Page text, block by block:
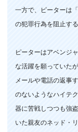
一方で、ピーターは
の犯罪行為を阻止す
ピーターはアベンジ
な活躍を願っていた
メールや電話の返事
のないようなハイテ
器に苦戦しつつも強
いた親友のネッド・